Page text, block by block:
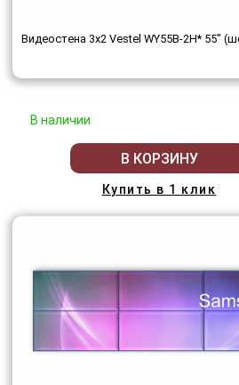
Видеостена 3x2 Vestel WY55B-2H* 55"
В наличии
В КОРЗИНУ
Купить в 1 клик